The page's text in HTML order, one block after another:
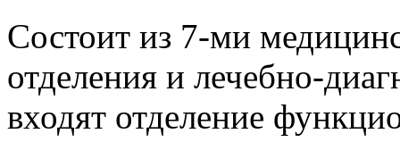
Состоит из 7-ми
отделения и лечебно-
входят отделение